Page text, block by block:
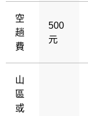
空
趟
費
500
元
山
區
或